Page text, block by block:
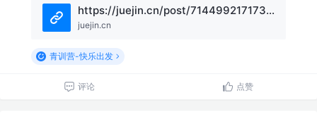
https://juejin.cn/post/7144992171735646244?share_token=247ae3a4-db6e-4174-98c1-5f2a7cc3b68d
juejin.cn
青训营-快乐出发
评论 点赞